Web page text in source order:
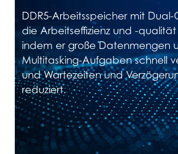
DDR5-Arbeitsspeicher mit
die Arbeitseffizienz und -qualität
indem er große Datenmengen
Multitasking-Aufgaben schnell
und Wartezeiten und
reduziert.